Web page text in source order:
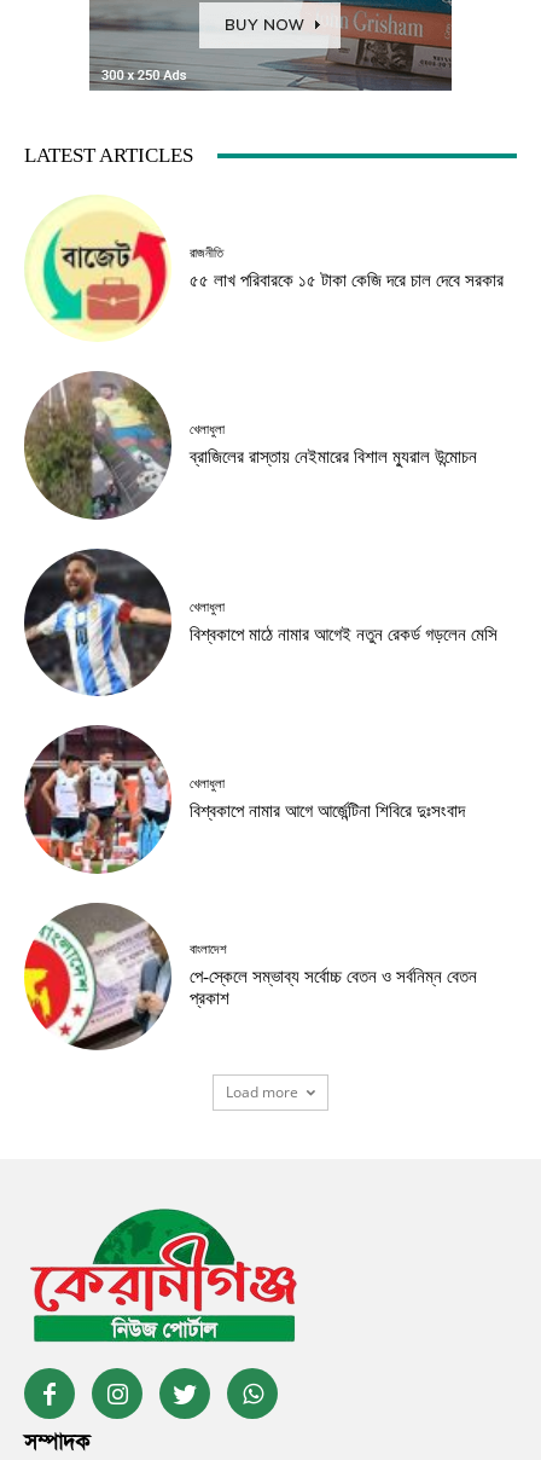
LATEST ARTICLES
রাজনীতি
৫৫ লাখ পরিবারকে ১৫ টাকা কেজি দরে চাল দেবে সরকার
খেলাধুলা
ব্রাজিলের রাস্তায় নেইমারের বিশাল ম্যুরাল উন্মোচন
খেলাধুলা
বিশ্বকাপে মাঠে নামার আগেই নতুন রেকর্ড গড়লেন মেসি
খেলাধুলা
বিশ্বকাপে নামার আগে আর্জেন্টিনা শিবিরে দুঃসংবাদ
বাংলাদেশ
পে-স্কেলে সম্ভাব্য সর্বোচ্চ বেতন ও সর্বনিম্ন বেতন
প্রকাশ
Load more
সম্পাদক